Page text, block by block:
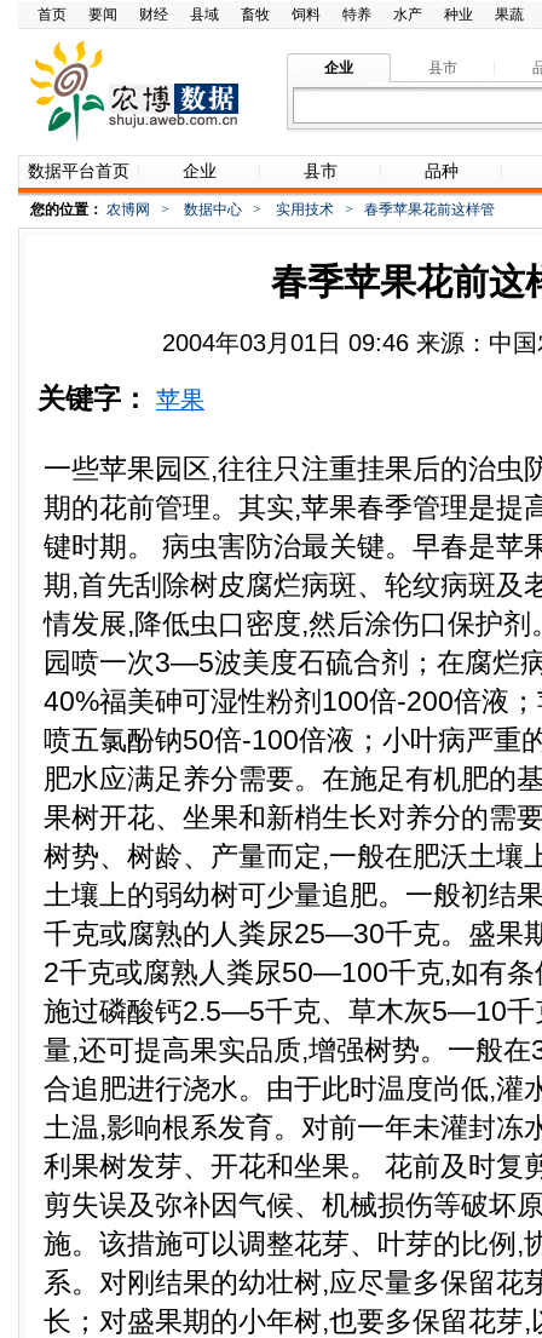
首页 要闻 财经 县域 畜牧 饲料 特养 水产 种业 果蔬
企业 县市
数据平台首页 企业 县市 品种
您的位置： 农博网 > 数据中心 > 实用技术 > 春季苹果花前这样管
春季苹果花前这
2004年03月01日 09:46 来源：中
关键字： 苹果
一些苹果园区,往往只注重挂果后的治虫
期的花前管理。其实,苹果春季管理是提
键时期。 病虫害防治最关键。早春是苹
期,首先刮除树皮腐烂病斑、轮纹病斑及
情发展,降低虫口密度,然后涂伤口保护
园喷一次3—5波美度石硫合剂；在腐烂
40%福美砷可湿性粉剂100倍-200倍液
喷五氯酚钠50倍-100倍液；小叶病严重
肥水应满足养分需要。在施足有机肥的
果树开花、坐果和新梢生长对养分的需
树势、树龄、产量而定,一般在肥沃土壤
土壤上的弱幼树可少量追肥。一般初结
千克或腐熟的人粪尿25—30千克。盛果
2千克或腐熟人粪尿50—100千克,如有
施过磷酸钙2.5—5千克、草木灰5—10千
量,还可提高果实品质,增强树势。一般
合追肥进行浇水。由于此时温度尚低,灌
土温,影响根系发育。对前一年未灌封冻
利果树发芽、开花和坐果。 花前及时复
剪失误及弥补因气候、机械损伤等破坏
施。该措施可以调整花芽、叶芽的比例,
系。对刚结果的幼壮树,应尽量多保留花
长；对盛果期的小年树,也要多保留花芽